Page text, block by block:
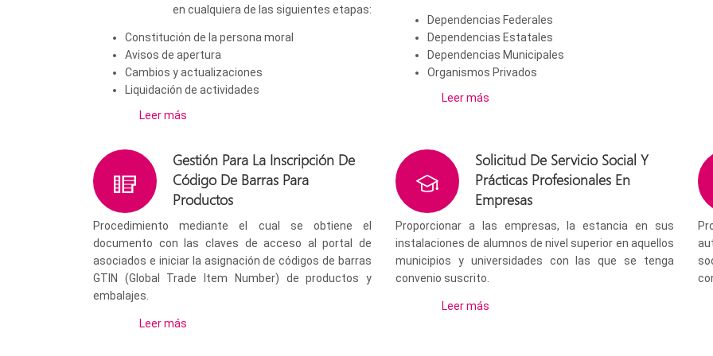
en cualquiera de las siguientes etapas:
Constitución de la persona moral
Avisos de apertura
Cambios y actualizaciones
Liquidación de actividades
Leer más
Dependencias Federales
Dependencias Estatales
Dependencias Municipales
Organismos Privados
Leer más
Gestión Para La Inscripción De
Código De Barras Para
Productos
Procedimiento mediante el cual se obtiene el
documento con las claves de acceso al portal de
asociados e iniciar la asignación de códigos de barras
GTIN (Global Trade Item Number) de productos y
embalajes.
Leer más
Solicitud De Servicio Social Y
Prácticas Profesionales En
Empresas
Proporcionar a las empresas, la estancia en sus
instalaciones de alumnos de nivel superior en aquellos
municipios y universidades con las que se tenga
convenio suscrito.
Leer más